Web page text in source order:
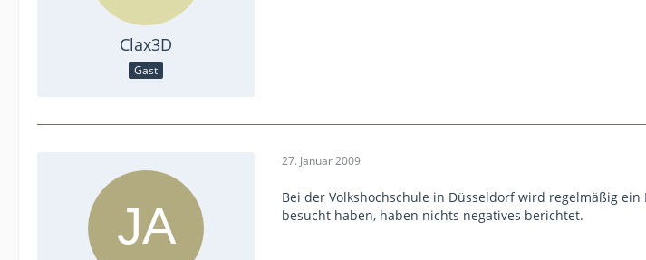
Clax3D
Gast
27. Januar 2009
Bei der Volkshochschule in Düsseldorf wird regelmäßig
besucht haben, haben nichts negatives berichtet.